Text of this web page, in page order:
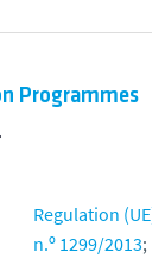
Programmes
Regulation
n.º 1299/2013;